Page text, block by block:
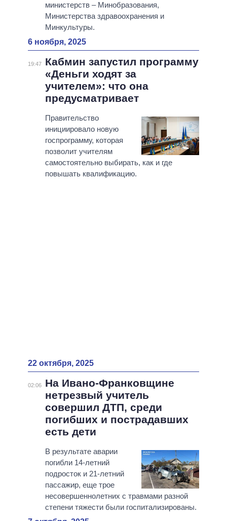
министерств – Минобразования,
Министерства здравоохранения и
Минкультуры.
6 ноября, 2025
19:47
Кабмин запустил программу
«Деньги ходят за
учителем»: что она
предусматривает
Правительство
инициировало новую
госпрограмму, которая
позволит учителям
самостоятельно выбирать, как и где
повышать квалификацию.
22 октября, 2025
02:06
На Ивано-Франковщине
нетрезвый учитель
совершил ДТП, среди
погибших и пострадавших
есть дети
В результате аварии
погибли 14-летний
подросток и 21-летний
пассажир, еще трое
несовершеннолетних с травмами разной
степени тяжести были госпитализированы.